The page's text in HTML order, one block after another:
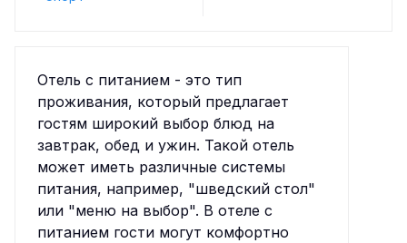
Отель с питанием - это тип
проживания, который предлагает
гостям широкий выбор блюд на
завтрак, обед и ужин. Такой отель
может иметь различные системы
питания, например, "шведский стол"
или "меню на выбор". В отеле с
питанием гости могут комфортно